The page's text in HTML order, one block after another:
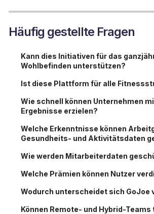
Häufig gestellte Fragen
Kann dies Initiativen für das
Wohlbefinden unterstützen?
Ist diese Plattform für alle
Wie schnell können Unternehmen
Ergebnisse erzielen?
Welche Erkenntnisse können
Gesundheits- und Aktivitätsdaten
Wie werden Mitarbeiterdaten
Welche Prämien können Nutzer
Wodurch unterscheidet sich GoJoe
Können Remote- und Hybrid-Teams